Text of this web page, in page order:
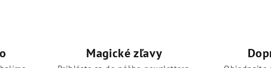
Magické zľavy